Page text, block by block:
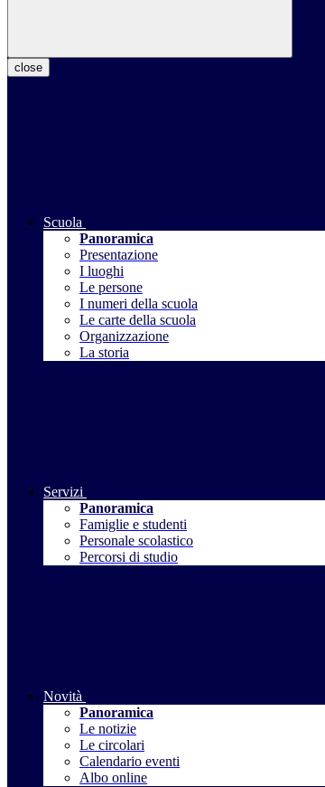
close
Scuola
Panoramica
Presentazione
I luoghi
Le persone
I numeri della scuola
Le carte della scuola
Organizzazione
La storia
Servizi
Panoramica
Famiglie e studenti
Personale scolastico
Percorsi di studio
Novità
Panoramica
Le notizie
Le circolari
Calendario eventi
Albo online